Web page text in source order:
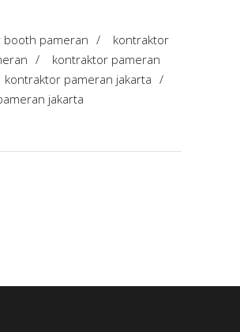
booth pameran /
kontraktor
/
kontraktor pameran
kontraktor pameran jakarta /
jakarta